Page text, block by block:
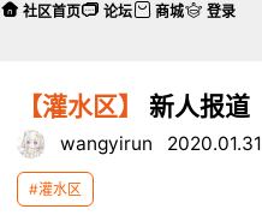
【灌水区】 新人报道
wangyirun 2020.01.31
#灌水区
社区首页 论坛 商城 登录